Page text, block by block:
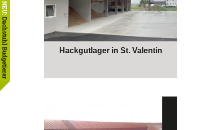
Hackgutlager in St. Valentin
NEU:
Dachstuhl Budgetierer